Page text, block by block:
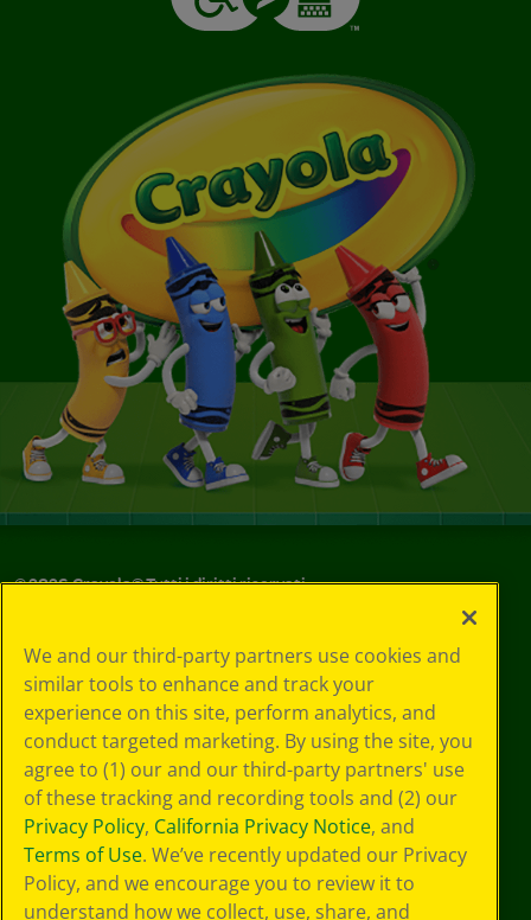
©2026Crayola® Tutti i diritti riservati.
in materia di
privacy
Informativa sulla
privacy
Termini SMS
GDPR
Informativa sulla
privacy di CA
Technologies
Preferenze cookie
Condizioni d'uso
We and our third-party partners use cookies and
similar tools to enhance and track your
experience on this site, perform analytics, and
conduct targeted marketing. By using the site, you
agree to (1) our and our third-party partners' use
of these tracking and recording tools and (2) our
Privacy Policy, California Privacy Notice, and
Terms of Use. We’ve recently updated our Privacy
Policy, and we encourage you to review it to
understand how we collect, use, share, and